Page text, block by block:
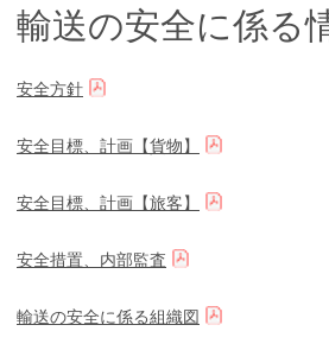
輸送の安全に係る
安全方針
安全目標、計画【貨物】
安全目標、計画【旅客】
安全措置、内部監査
輸送の安全に係る組織図